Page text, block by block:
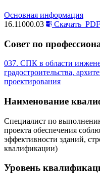
Основная информация
16.11000.03
Скачать PDF
Совет по
037. СПК в области
градостроительства,
проектирования
Наименование
Специалист по
проекта обеспечения
эффективности зданий,
квалификации)
Уровень